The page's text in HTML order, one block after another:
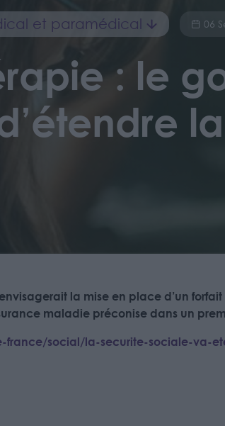
et paramédical 06
: le
la mise en place d’un
maladie préconise dans un
france/social/la-securite-sociale-va-